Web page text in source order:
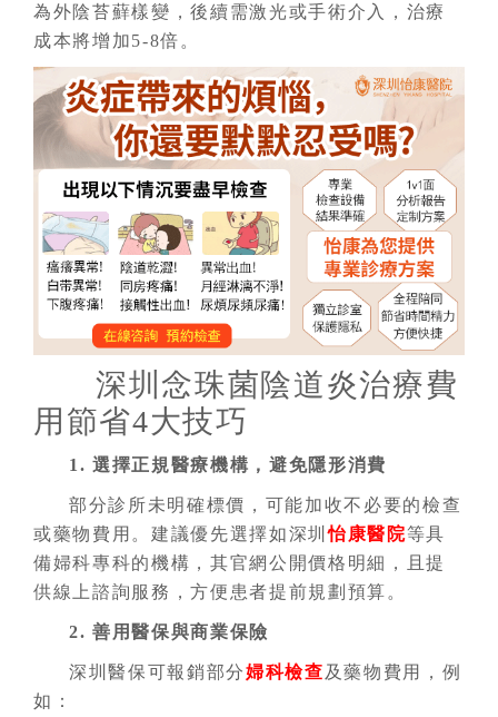
為外陰苔蘚樣變，後續需激光或手術介入，治療
成本將增加5-8倍。
深圳念珠菌陰道炎治療費
用節省4大技巧
1. 選擇正規醫療機構，避免隱形消費
部分診所未明確標價，可能加收不必要的檢查
或藥物費用。建議優先選擇如深圳怡康醫院等具
備婦科專科的機構，其官網公開價格明細，且提
供線上諮詢服務，方便患者提前規劃預算。
2. 善用醫保與商業保險
深圳醫保可報銷部分婦科檢查 及藥物費用，例
如：